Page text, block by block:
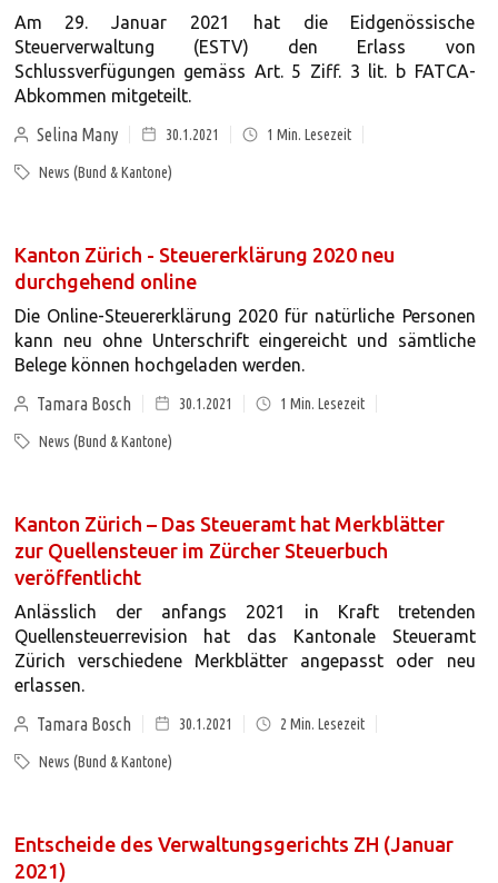
Am 29. Januar 2021 hat die Eidgenössische
Steuerverwaltung (ESTV) den Erlass von
Schlussverfügungen gemäss Art. 5 Ziff. 3 lit. b FATCA-
Abkommen mitgeteilt.
Selina Many
30.1.2021 1 Min. Lesezeit
News (Bund & Kantone)
Kanton Zürich - Steuererklärung 2020 neu
durchgehend online
Die Online-Steuererklärung 2020 für natürliche Personen
kann neu ohne Unterschrift eingereicht und sämtliche
Belege können hochgeladen werden.
Tamara Bosch
30.1.2021 1 Min. Lesezeit
News (Bund & Kantone)
Kanton Zürich – Das Steueramt hat Merkblätter
zur Quellensteuer im Zürcher Steuerbuch
veröffentlicht
Anlässlich der anfangs 2021 in Kraft tretenden
Quellensteuerrevision hat das Kantonale Steueramt
Zürich verschiedene Merkblätter angepasst oder neu
erlassen.
Tamara Bosch
30.1.2021 2 Min. Lesezeit
News (Bund & Kantone)
Entscheide des Verwaltungsgerichts ZH (Januar
2021)